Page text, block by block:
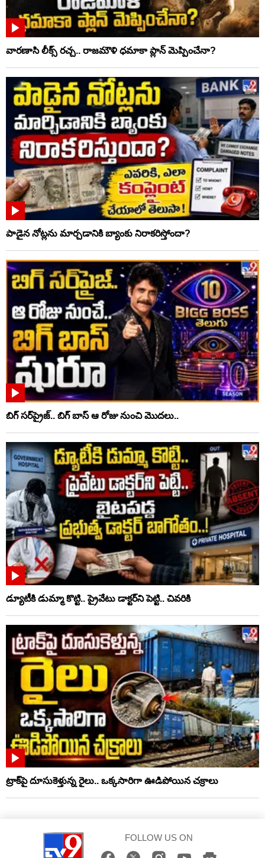
వారణాసి లీక్స్ రచ్చ.. రాజమౌళి ధమాకా ప్లాన్ మెప్పించేనా?
పాడైన నోట్లను మార్చడానికి బ్యాంకు నిరాకరిస్తోందా?
బిగ్ సర్‌ప్రైజ్‌.. బిగ్ బాస్‌ ఆ రోజు నుంచి మొదలు..
డ్యూటీకి డుమ్మా కొట్టి.. ప్రైవేటు డాక్టర్‌ని పెట్టి.. చివరికి
ట్రాక్‌పై దూసుకెళ్తున్న రైలు.. ఒక్కసారిగా ఊడిపోయిన చక్రాలు
FOLLOW US ON